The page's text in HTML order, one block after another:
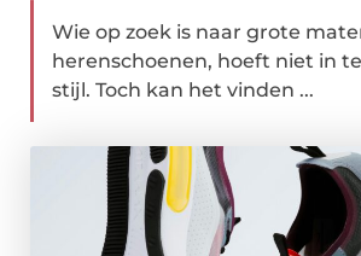
Wie op zoek is naar grote
herenschoenen, hoeft niet in
stijl. Toch kan het vinden ...